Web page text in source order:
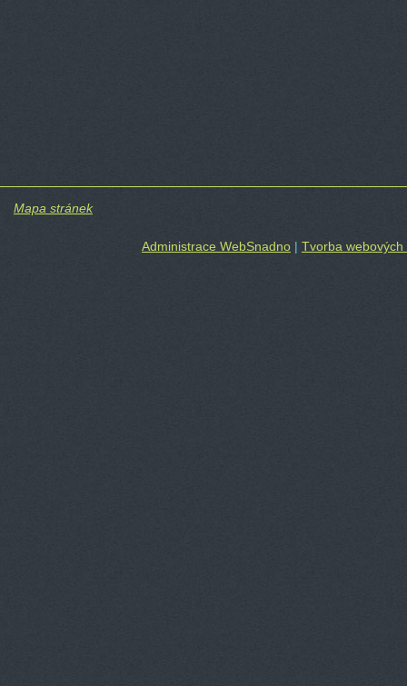
Mapa stránek
Administrace WebSnadno | Tvorba